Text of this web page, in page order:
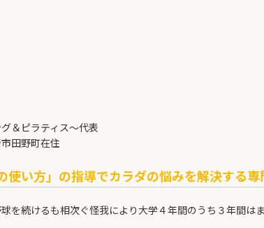
＆ピラティス〜代表
田野町在住
使い方」の指導でカラダの悩みを解決する専
を続けるも相次ぐ怪我により大学４年間のうち３年間は